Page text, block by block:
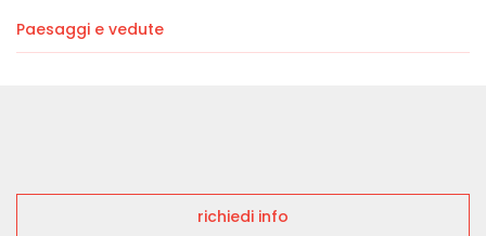
Paesaggi e vedute
richiedi info